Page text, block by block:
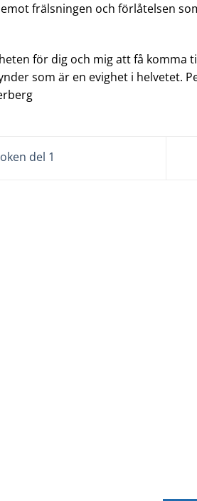
frälsningen och förlåtelsen
för dig och mig att få komma
som är en evighet i helvetet.
del 1